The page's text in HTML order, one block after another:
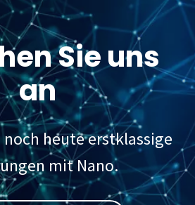
Sie uns
an
noch heute erstklassige
mit Nano.